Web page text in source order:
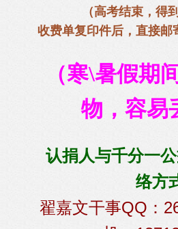
（高考结束，得
收费单复印件后，直接邮
（寒\暑假期
物，容易
认捐人与千分一
络方
翟嘉文干事QQ